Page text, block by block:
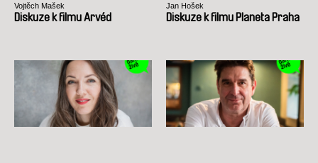
Vojtěch Mašek
Diskuze k filmu Arvéd
Jan Hošek
Diskuze k filmu Planeta Praha